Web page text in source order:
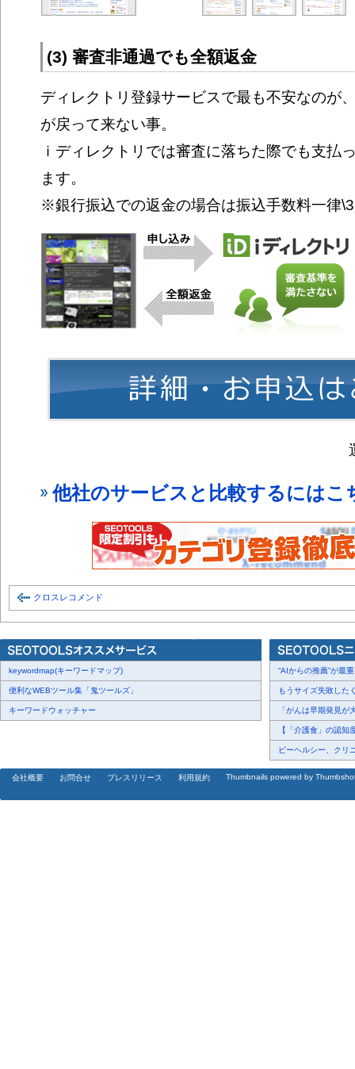
(3) 審査非通過でも全額返金
ディレクトリ登録サービスで最も不安なのが
が戻って来ない事。
ｉディレクトリでは審査に落ちた際でも支払
ます。
※銀行振込での返金の場合は振込手数料一律
他社のサービスと比較するにはこ
クロスレコメンド
keywordmap(キーワードマップ)
便利なWEBツール集「鬼ツールズ」
キーワードウォッチャー
“AIからの推薦”が最
もうサイズ失敗した
「がんは早期発見が
【「介護食」の認知
ビーヘルシー、クリ
会社概要 お問合せ プレスリリース 利用規約 Thumbnails powered by